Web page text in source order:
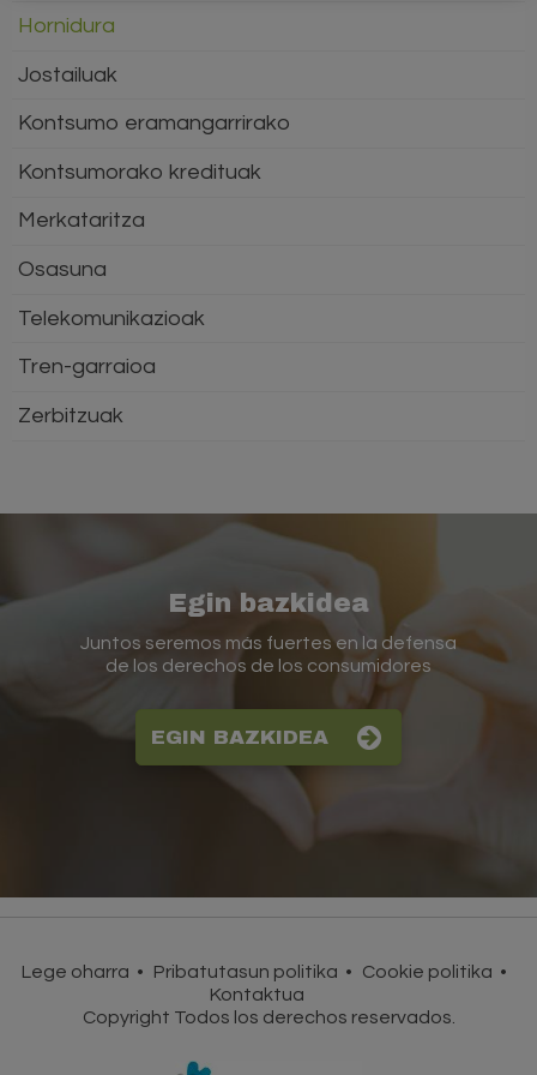
Hornidura
Jostailuak
Kontsumo eramangarrirako
Kontsumorako kredituak
Merkataritza
Osasuna
Telekomunikazioak
Tren-garraioa
Zerbitzuak
Egin bazkidea
Juntos seremos más fuertes en la defensa
de los derechos de los consumidores
EGIN BAZKIDEA
Lege oharra Pribatutasun politika
Cookie politika
Kontaktua
Copyright Todos los derechos reservados.